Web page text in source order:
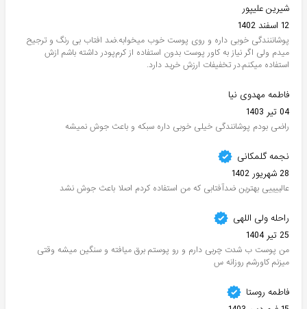
شیرین علیپور
12 اسفند 1402
پوشاننندگی خوبی داره و روی پوست خوب میخوابه.ضد افتاب بی رنگ و ترجیح
میدم ولی اگر نیاز به کاور پوست بدون استفاده از کرم‌پودر داشته باشم ازش
استفاده میکنم.در تخفیفات ارزش خرید دارد.
فاطمه مهدوی نیا
04 تیر 1403
راضی بودم پوشانندگی خیلی خوبی داره سبکه و باعث جوش نمیشه
نجمه گلمکانی
28 شهریور 1402
عالییییی بهترین ضدآفتابی که من استفاده کردم اصلا باعث جوش نشد
راحله ولی اللهی
25 تیر 1404
من پوست ب شدت چربی دارم و رو پوستم برق میافته و سنگین میشه وقتی
میزنم کاورشم روزانه س
فاطمه روستا